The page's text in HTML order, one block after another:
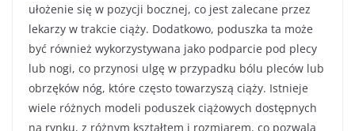
ułożenie się w pozycji bocznej, co jest zalecane przez
lekarzy w trakcie ciąży. Dodatkowo, poduszka ta może
być również wykorzystywana jako podparcie pod plecy
lub nogi, co przynosi ulgę w przypadku bólu pleców lub
obrzęków nóg, które często towarzyszą ciąży. Istnieje
wiele różnych modeli poduszek ciążowych dostępnych
na rynku, z różnym kształtem i rozmiarem, co pozwala